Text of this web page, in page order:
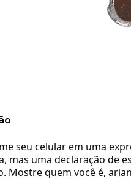
seu celular em uma
mas uma declaração de
Mostre quem você é,